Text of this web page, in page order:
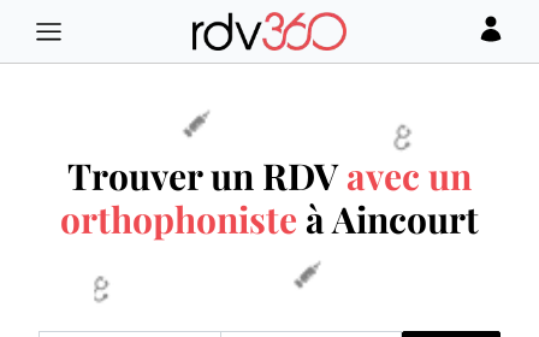
Trouver un RDVavec un
orthophoniste à Aincourt